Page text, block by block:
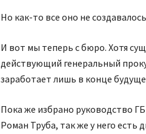
Но как-то все оно не
И вот мы теперь с бюро. Хотя
действующий генеральный
заработает лишь в конце
Пока же избрано руководство
Роман Труба, так же у него есть